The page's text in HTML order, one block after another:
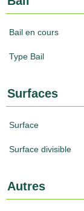
Bail en cours
Type Bail
Surfaces
Surface
Surface divisible
Autres